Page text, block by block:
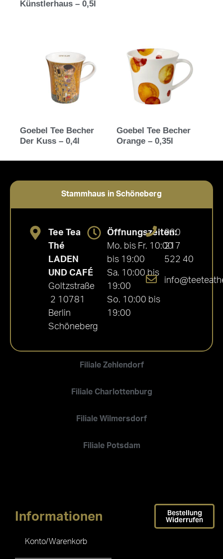
Künstlerhaus – 0,5l
Goebel Tee Becher
Der Kuss – 0,4l
Goebel Tee Becher
Orange – 0,35l
Stammhaus in Schöneberg
Filiale Zehlendorf
Filiale Charlottenburg
Filiale Wilmersdorf
Filiale Potsdam
Tee Tea
Thé
LADEN
UND CAFÉ
Goltzstraße
2 10781
Berlin
Schöneberg
Öffnungszeiten:
Mo. bis Fr. 10:00
bis 19:00
Sa. 10:00 bis
19:00
So. 10:00 bis
19:00
030
217
522 40
Informationen
Konto/Warenkorb
Bestellung
Widerrufen